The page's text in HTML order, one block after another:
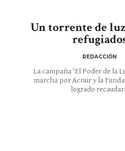
Un torrente de
REDACCIÓN
La campaña 'El Poder de la
marcha por Acnur y la
logrado